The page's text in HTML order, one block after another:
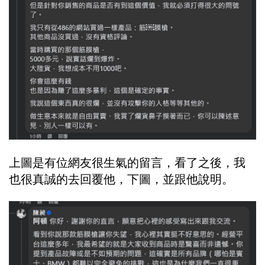
上圖是有位網友很生氣的留言，看了之後，我
也很真誠的去回覆他，下圖，並跟他說明。